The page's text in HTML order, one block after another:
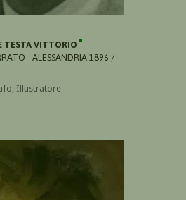
TESTA VITTORIO
- ALESSANDRIA 1896 /
Illustratore